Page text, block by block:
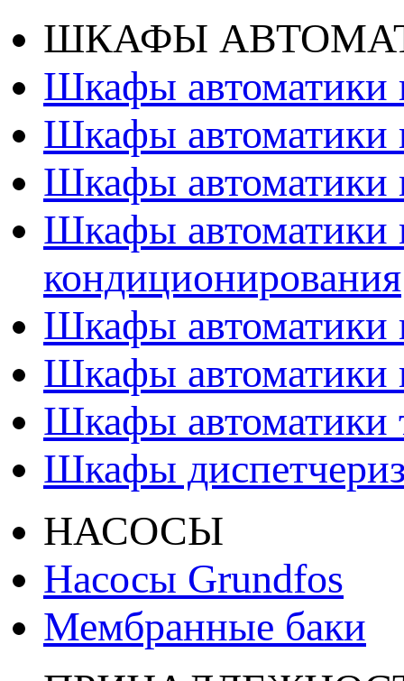
ШКАФЫ
Шкафы автоматики
Шкафы автоматики
Шкафы автоматики
Шкафы автоматики
кондиционирования
Шкафы автоматики
Шкафы автоматики
Шкафы автоматики
Шкафы
НАСОСЫ
Насосы Grundfos
Мембранные баки